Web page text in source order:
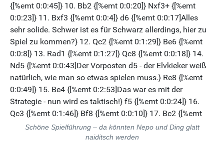
Schöne Spielführung – da könnten Nepo und Ding glatt
naiditsch werden